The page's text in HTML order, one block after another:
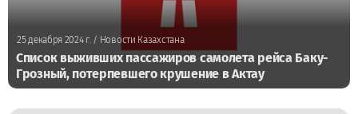
25 декабря 2024 г./ Новости Казахстана
Список выживших пассажиров самолета рейса Баку-
Грозный, потерпевшего крушение в Актау